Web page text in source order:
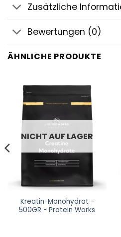
Zusätzliche
Bewertungen (0)
ÄHNLICHE PRODUKTE
NICHT AUF LAGER
Kreatin-Monohydrat -
500GR - Protein Works